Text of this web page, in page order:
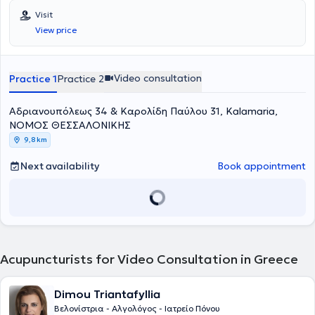
University of Thessaly in July 1997. After completing her rural
service, she specialized in Internal Medicine at the Pathology Clinic
of Kastoria Hospital and the 2nd Propaedeutic Pathology Clinic of
Hippokration Hospital in Thessaloniki, obtaining her specialty
General Clinic of Thessaloniki from 2005 to 2022.
Visit
View price
Practice 1Practice 2 Video consultation
Αδριανουπόλεως 34 & Καρολίδη Παύλου 31, Kalamaria,
ΝΟΜΟΣ ΘΕΣΣΑΛΟΝΙΚΗΣ
9,8 km
Next availability Book appointment
Acupuncturists for Video Consultation in Greece
Dimou Triantafyllia
Βελονίστρια - Αλγολόγος - Ιατρείο Πόνου